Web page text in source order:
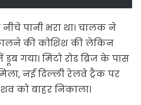
पानी भरा था। चालक ने
की कोशिश की लेकिन
गया। मिंटो रोड ब्रिज के पास
नई दिल्ली रेलवे ट्रैक पर
को बाहर निकाला।